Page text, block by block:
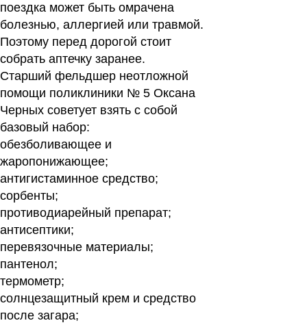
поездка может быть омрачена
болезнью, аллергией или травмой.
Поэтому перед дорогой стоит
собрать аптечку заранее.
Старший фельдшер неотложной
помощи поликлиники № 5 Оксана
Черных советует взять с собой
базовый набор:
обезболивающее и
жаропонижающее;
антигистаминное средство;
сорбенты;
противодиарейный препарат;
антисептики;
перевязочные материалы;
пантенол;
термометр;
солнцезащитный крем и средство
после загара;